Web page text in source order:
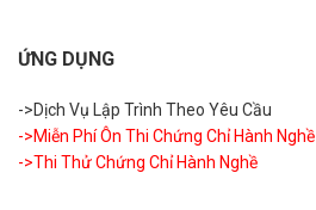
ỨNG DỤNG
->Dịch Vụ Lập Trình Theo Yêu Cầu
->Miễn Phí Ôn Thi Chứng Chỉ Hành Nghề
->Thi Thử Chứng Chỉ Hành Nghề